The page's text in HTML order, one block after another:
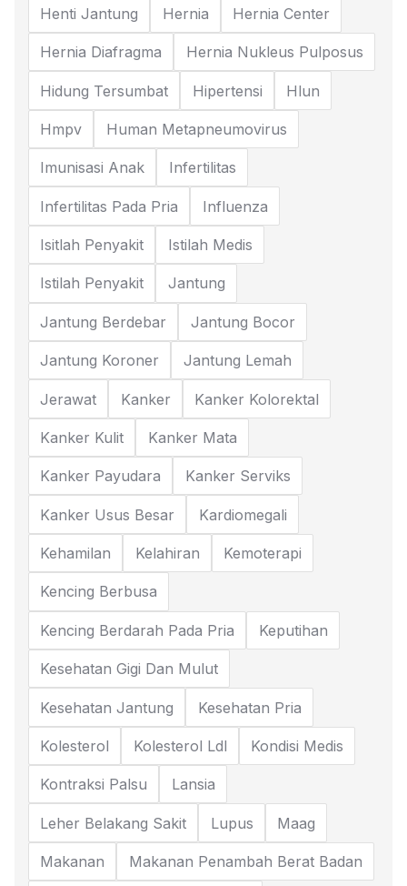
Henti Jantung Hernia Hernia Center
Hernia Diafragma Hernia Nukleus Pulposus
Hidung Tersumbat Hipertensi Hlun
Hmpv Human Metapneumovirus
Imunisasi Anak Infertilitas
Infertilitas Pada Pria Influenza
Isitlah Penyakit Istilah Medis
Istilah Penyakit Jantung
Jantung Berdebar Jantung Bocor
Jantung Koroner Jantung Lemah
Jerawat Kanker Kanker Kolorektal
Kanker Kulit Kanker Mata
Kanker Payudara Kanker Serviks
Kanker Usus Besar Kardiomegali
Kehamilan Kelahiran Kemoterapi
Kencing Berbusa
Kencing Berdarah Pada Pria Keputihan
Kesehatan Gigi Dan Mulut
Kesehatan Jantung Kesehatan Pria
Kolesterol Kolesterol Ldl Kondisi Medis
Kontraksi Palsu Lansia
Leher Belakang Sakit Lupus Maag
Makanan Makanan Penambah Berat Badan